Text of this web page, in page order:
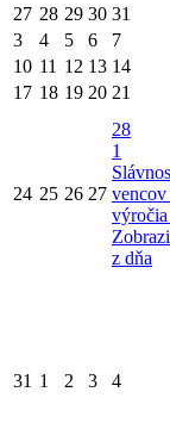
27 28 29 30 31
3
4 5 6 7
10 11 12 13 14
17 18 19 20 21
24 25 26 27
28
1
z dňa
31 1 2 3 4